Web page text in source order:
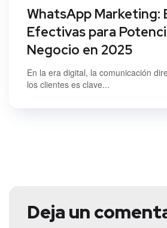
WhatsApp Marketing:
Efectivas para
Negocio en 2025
En la era digital, la comunicación
los clientes es clave...
Deja un